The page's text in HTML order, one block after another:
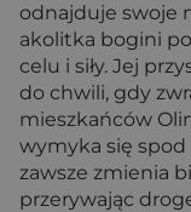
odnajduje swoje
akolitka bogini
celu i siły. Jej
do chwili, gdy
mieszkańców
wymyka się
zawsze zmienia
przerywając